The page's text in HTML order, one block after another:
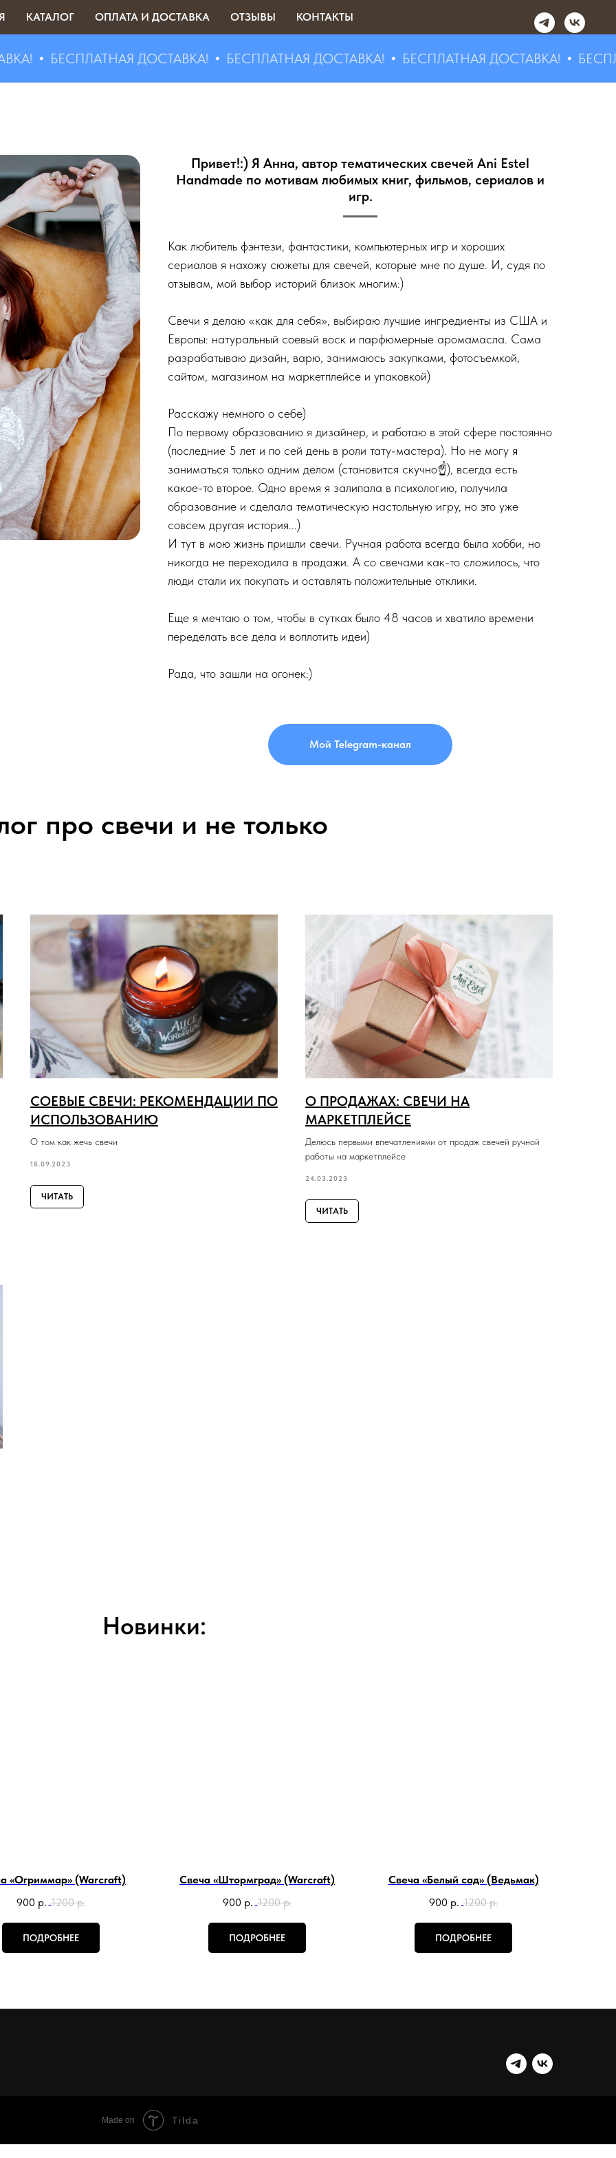
КАТАЛОГ ОПЛАТА И ДОСТАВКА ОТЗЫВЫ КОНТАКТЫ
БЕСПЛАТНАЯ ДОСТАВКА! БЕСПЛАТНАЯ ДОСТАВКА! БЕСПЛАТНАЯ ДОСТАВКА!
Привет!:) Я Анна, автор тематических свечей Ani Estel
Handmade по мотивам любимых книг, фильмов, сериалов и
игр.
Как любитель фэнтези, фантастики, компьютерных игр и хороших
сериалов я нахожу сюжеты для свечей, которые мне по душе. И, судя по
отзывам, мой выбор историй близок многим:)
Свечи я делаю «как для себя», выбираю лучшие ингредиенты из США и
Европы: натуральный соевый воск и парфюмерные аромамасла. Сама
разрабатываю дизайн, варю, занимаюсь закупками, фотосъемкой,
сайтом, магазином на маркетплейсе и упаковкой)
Расскажу немного о себе)
По первому образованию я дизайнер, и работаю в этой сфере постоянно
(последние 5 лет и по сей день в роли тату-мастера). Но не могу я
заниматься только одним делом (становится скучно☝️), всегда есть
какое-то второе. Одно время я залипала в психологию, получила
образование и сделала тематическую настольную игру, но это уже
совсем другая история...)
И тут в мою жизнь пришли свечи. Ручная работа всегда была хобби, но
никогда не переходила в продажи. А со свечами как-то сложилось, что
люди стали их покупать и оставлять положительные отклики.
Еще я мечтаю о том, чтобы в сутках было 48 часов и хватило времени
переделать все дела и воплотить идеи)
Рада, что зашли на огонек:)
Мой Telegram-канал
про свечи и не только
СОЕВЫЕ СВЕЧИ: РЕКОМЕНДАЦИИ ПО
ИСПОЛЬЗОВАНИЮ
О том как жечь свечи
18.09.2023
ЧИТАТЬ
О ПРОДАЖАХ: СВЕЧИ НА
МАРКЕТПЛЕЙСЕ
Делюсь первыми впечатлениями от продаж свечей ручной
работы на маркетплейсе
24.03.2023
ЧИТАТЬ
Новинки:
«Огриммар» (Warcraft)
900 р. 1200 р.
ПОДРОБНЕЕ
Свеча «Штормград» (Warcraft)
900 р. 1200 р.
ПОДРОБНЕЕ
Свеча «Белый сад» (Ведьмак)
900 р. 1200 р.
ПОДРОБНЕЕ
Made on Tilda